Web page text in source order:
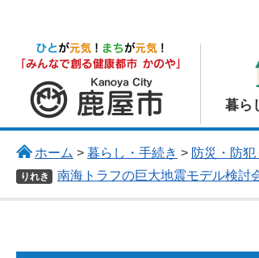
鹿屋市
暮ら
ホーム > 暮らし・手続き > 防災・防
りれき 南海トラフの巨大地震モデル検討